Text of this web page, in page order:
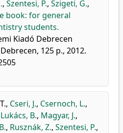
, Szentesi, P., Szigeti, G.,
book: for general
students.
Kiadó Debrecen
125 p., 2012.
, Cseri, J., Csernoch, L.,
Lukács, B., Magyar, J.,
, Rusznák, Z., Szentesi, P.,